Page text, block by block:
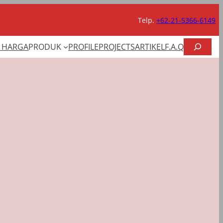
Telp. +62-21-5366-6149
HARGAPRODUK PROFILEPROJECTSARTIKELF.A.QCARI